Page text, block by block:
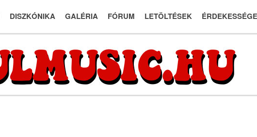
DISZKÓNIKA GALÉRIA FÓRUM LETÖLTÉSEK